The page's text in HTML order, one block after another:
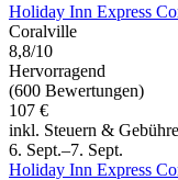
Holiday Inn Express
Coralville
8,8/10
Hervorragend
(600 Bewertungen)
107 €
inkl. Steuern &
6. Sept.–7. Sept.
Holiday Inn Express